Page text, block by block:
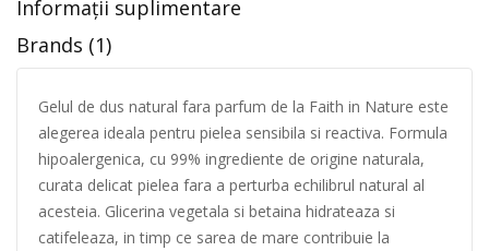
Informații suplimentare
Brands (1)
Gelul de dus natural fara parfum de la Faith in Nature este
alegerea ideala pentru pielea sensibila si reactiva. Formula
hipoalergenica, cu 99% ingrediente de origine naturala,
curata delicat pielea fara a perturba echilibrul natural al
acesteia. Glicerina vegetala si betaina hidrateaza si
catifeleaza, in timp ce sarea de mare contribuie la